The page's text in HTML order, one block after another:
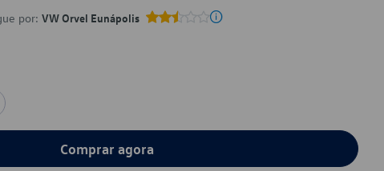
por: VW Orvel Eunápolis
Comprar agora